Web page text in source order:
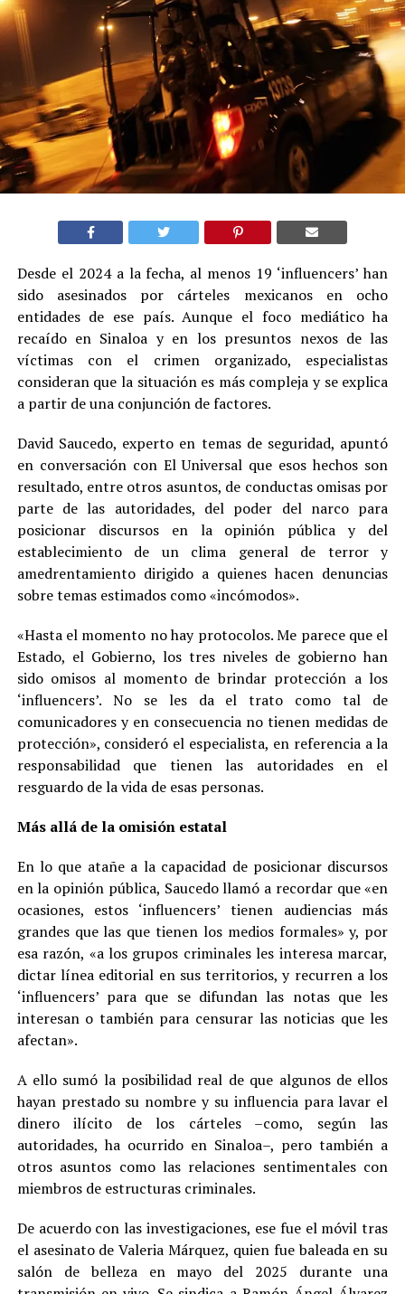
Desde el 2024 a la fecha, al menos 19 ‘influencers’ han
sido asesinados por cárteles mexicanos en ocho
entidades de ese país. Aunque el foco mediático ha
recaído en Sinaloa y en los presuntos nexos de las
víctimas con el crimen organizado, especialistas
consideran que la situación es más compleja y se explica
a partir de una conjunción de factores.
David Saucedo, experto en temas de seguridad, apuntó
en conversación con El Universal que esos hechos son
resultado, entre otros asuntos, de conductas omisas por
parte de las autoridades, del poder del narco para
posicionar discursos en la opinión pública y del
establecimiento de un clima general de terror y
amedrentamiento dirigido a quienes hacen denuncias
sobre temas estimados como «incómodos».
«Hasta el momento no hay protocolos. Me parece que el
Estado, el Gobierno, los tres niveles de gobierno han
sido omisos al momento de brindar protección a los
‘influencers’. No se les da el trato como tal de
comunicadores y en consecuencia no tienen medidas de
protección», consideró el especialista, en referencia a la
responsabilidad que tienen las autoridades en el
resguardo de la vida de esas personas.
Más allá de la omisión estatal
En lo que atañe a la capacidad de posicionar discursos
en la opinión pública, Saucedo llamó a recordar que «en
ocasiones, estos ‘influencers’ tienen audiencias más
grandes que las que tienen los medios formales» y, por
esa razón, «a los grupos criminales les interesa marcar,
dictar línea editorial en sus territorios, y recurren a los
‘influencers’ para que se difundan las notas que les
interesan o también para censurar las noticias que les
afectan».
A ello sumó la posibilidad real de que algunos de ellos
hayan prestado su nombre y su influencia para lavar el
dinero ilícito de los cárteles –como, según las
autoridades, ha ocurrido en Sinaloa–, pero también a
otros asuntos como las relaciones sentimentales con
miembros de estructuras criminales.
De acuerdo con las investigaciones, ese fue el móvil tras
el asesinato de Valeria Márquez, quien fue baleada en su
salón de belleza en mayo del 2025 durante una